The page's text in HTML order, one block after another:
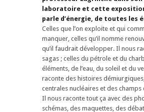
laboratoire et cette
parle d’énergie, de toutes les
Celles que l’on exploite et qui
manquer, celles qu’il nomme
qu’il faudrait développer. Il nous
sagas ; celles du pétrole et du
éléments, de l’eau, du soleil et du
raconte des histoires
centrales nucléaires et des champs
Il nous raconte tout ça avec des
schémas, des maquettes, des